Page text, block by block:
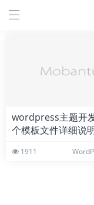
wordpress主题开
个模板文件详细说
1911